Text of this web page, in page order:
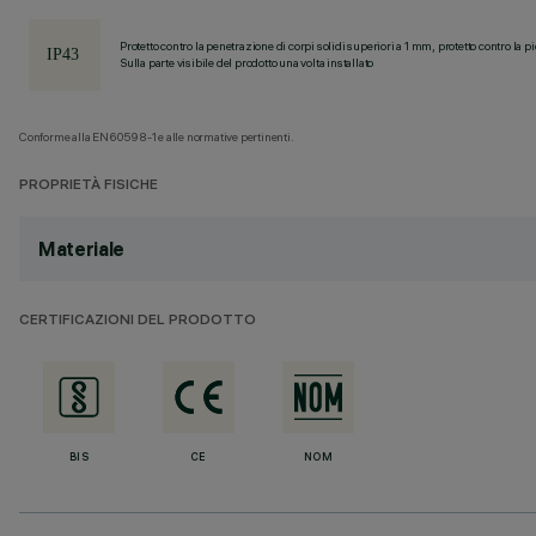
Protetto contro la penetrazione di corpi solidi superiori a 1 mm, protetto contro la
Sulla parte visibile del prodotto una volta installato
Conforme alla EN60598-1 e alle normative pertinenti.
PROPRIETÀ FISICHE
Materiale
CERTIFICAZIONI DEL PRODOTTO
BIS CE NOM